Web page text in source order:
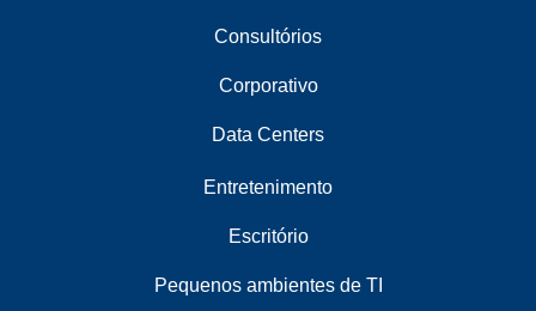
Consultórios
Corporativo
Data Centers
Entretenimento
Escritório
Pequenos ambientes de TI